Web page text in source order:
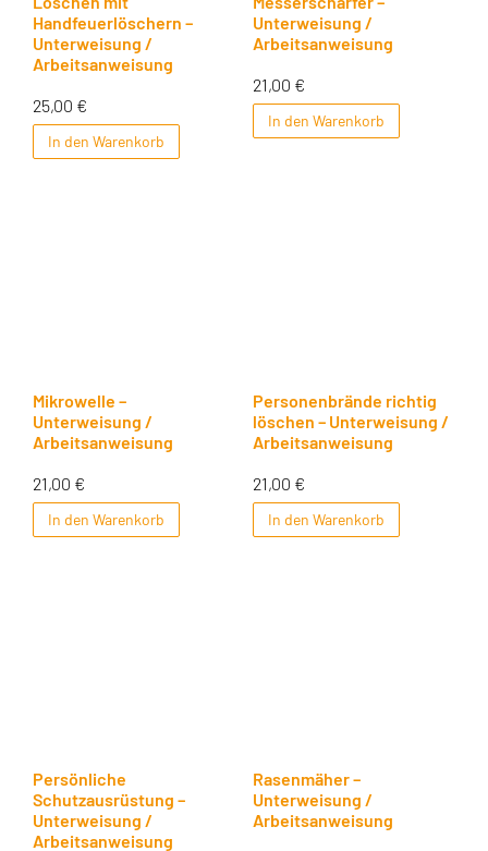
Handfeuerlöschern –
Unterweisung /
Arbeitsanweisung
25,00 €
In den Warenkorb
Unterweisung /
Arbeitsanweisung
21,00 €
In den Warenkorb
Mikrowelle –
Unterweisung /
Arbeitsanweisung
21,00 €
In den Warenkorb
Personenbrände richtig
löschen – Unterweisung /
Arbeitsanweisung
21,00 €
In den Warenkorb
Persönliche
Schutzausrüstung –
Unterweisung /
Arbeitsanweisung
Rasenmäher –
Unterweisung /
Arbeitsanweisung